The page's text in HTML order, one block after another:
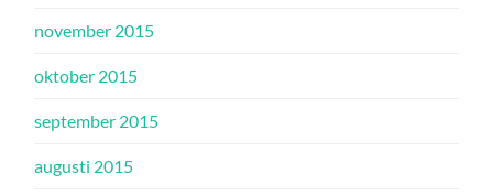
november 2015
oktober 2015
september 2015
augusti 2015